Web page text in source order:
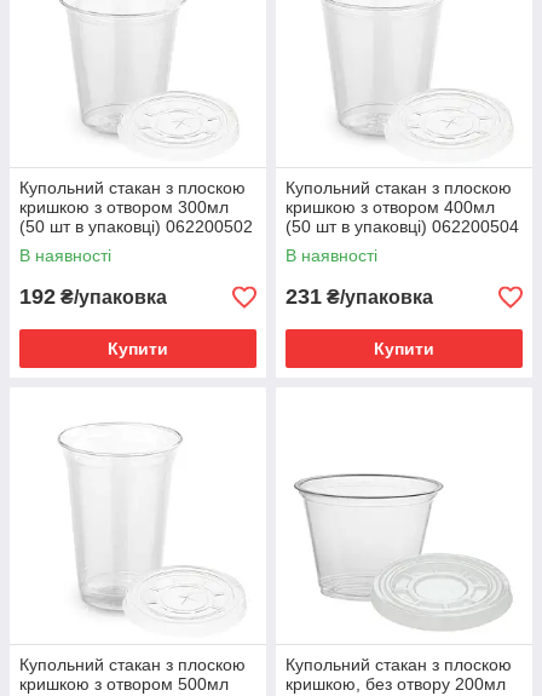
Купольний стакан з плоскою
кришкою з отвором 300мл
(50 шт в упаковці) 062200502
В наявності
192 ₴/упаковка
Купити
Купольний стакан з плоскою
кришкою з отвором 400мл
(50 шт в упаковці) 062200504
В наявності
231 ₴/упаковка
Купити
Купольний стакан з плоскою
кришкою з отвором 500мл
Купольний стакан з плоскою
кришкою, без отвору 200мл